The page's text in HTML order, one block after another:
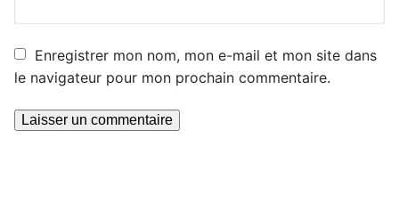
Enregistrer mon nom, mon e-mail et mon site dans
le navigateur pour mon prochain commentaire.